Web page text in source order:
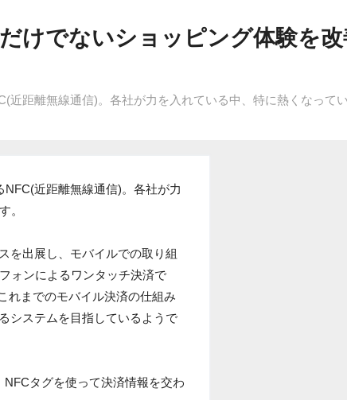
けでないショッピング体験を
近距離無線通信)。各社が力を入れている中、特に熱くなって
NFC(近距離無線通信)。各社が力
。
を出展し、モバイルでの取り組
ォンによるワンタッチ決済で
れまでのモバイル決済の仕組み
システムを目指しているようで
タグを使って決済情報を交わ